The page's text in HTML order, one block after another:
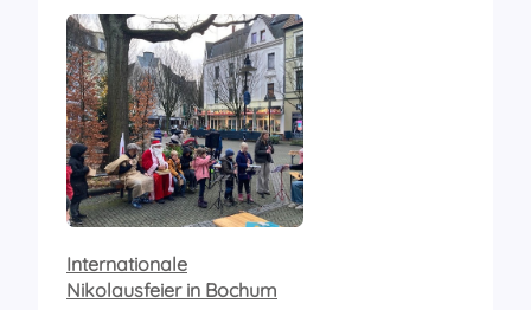
Internationale
Nikolausfeier in Bochum